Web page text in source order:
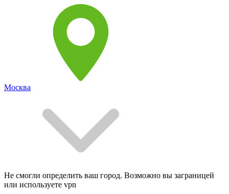
Москва
Не смогли определить ваш город. Возможно вы заграницей
или используете vpn